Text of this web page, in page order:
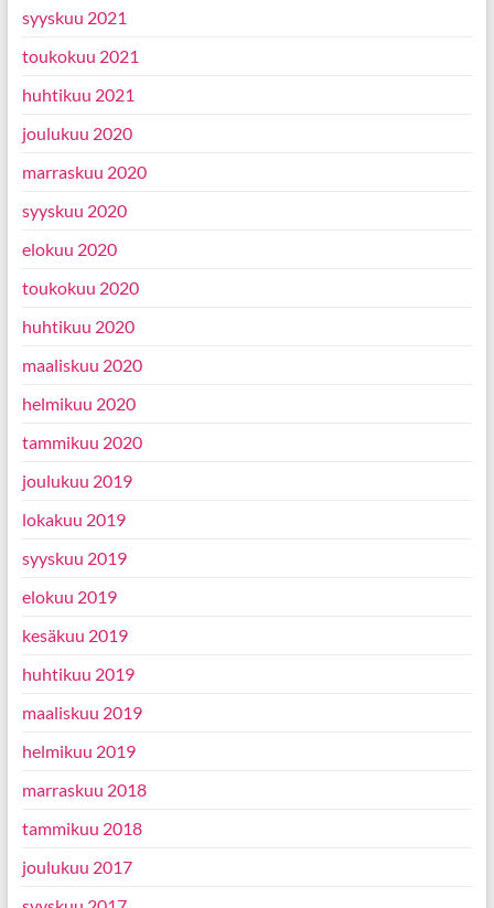
syyskuu 2021
toukokuu 2021
huhtikuu 2021
joulukuu 2020
marraskuu 2020
syyskuu 2020
elokuu 2020
toukokuu 2020
huhtikuu 2020
maaliskuu 2020
helmikuu 2020
tammikuu 2020
joulukuu 2019
lokakuu 2019
syyskuu 2019
elokuu 2019
kesäkuu 2019
huhtikuu 2019
maaliskuu 2019
helmikuu 2019
marraskuu 2018
tammikuu 2018
joulukuu 2017